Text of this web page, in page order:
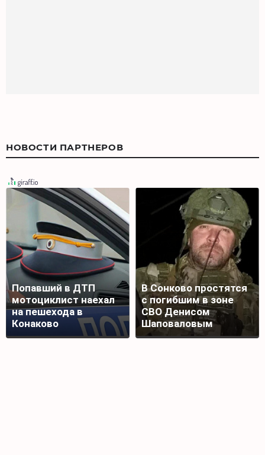
НОВОСТИ ПАРТНЕРОВ
Попавший в ДТП
мотоциклист наехал
на пешехода в
Конаково
В Сонково простятся
с погибшим в зоне
СВО Денисом
Шаповаловым